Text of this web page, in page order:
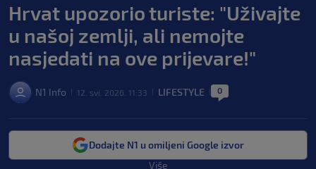
Hrvat upozorio turiste: "Uživajte
u našoj zemlji, ali nemojte
nasjedati na ove prijevare!"
N1 Info 12. svi. 2026. 11:33 LIFESTYLE 0
Dodajte N1 u omiljeni Google izvor
Više